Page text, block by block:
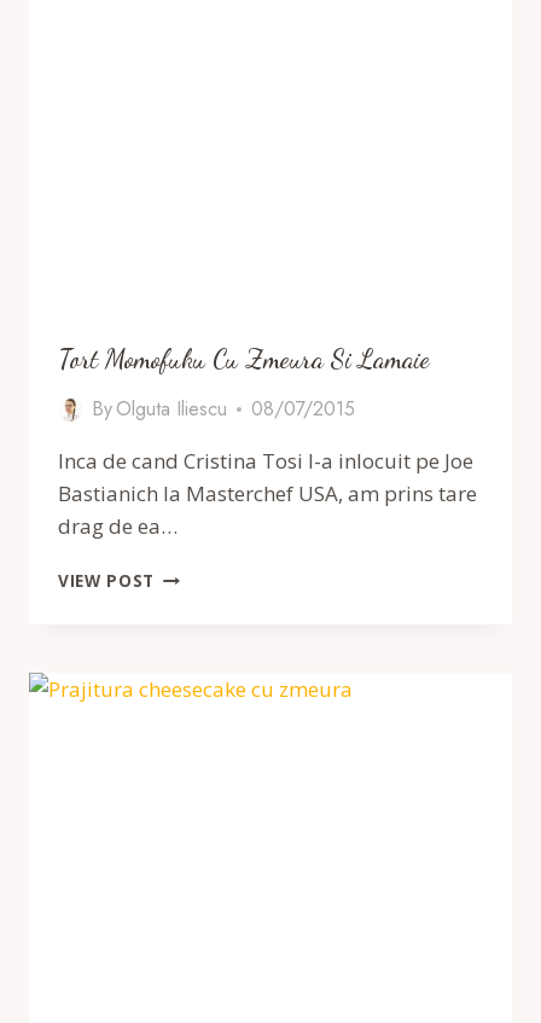
Tort Momofuku Cu Zmeura Si Lamaie
ByOlguta Iliescu
08/07/2015
Inca de cand Cristina Tosi l-a inlocuit pe Joe
Bastianich la Masterchef USA, am prins tare
drag de ea…
VIEW POST TORT
LAMAIE